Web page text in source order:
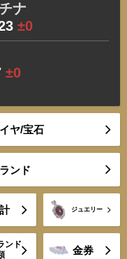
ナ
±0
±0
ヤ/宝石
ンド
ジュエリー
ンド
金券